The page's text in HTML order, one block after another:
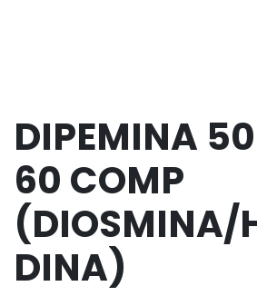
DIPEMINA
60 COMP
(DIOSMINA/
DINA)